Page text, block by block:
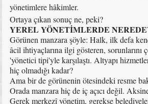
yönetimlere hâkimler.
Ortaya çıkan sonuç ne, peki?
YEREL YÖNETİMLERDE
Görünen manzara şöyle: Halk, ilk defa
âcil ihtiyaçlarına ilgi gösteren, sorunlarını
'yönetici tipi'yle karşılaştı. Altyapı
hiç olmadığı kadar?
Ama bir de görünenin ötesindeki resme
Orada manzara hiç de iç açıcı değil.
Gerek merkezî yönetim, gerekse